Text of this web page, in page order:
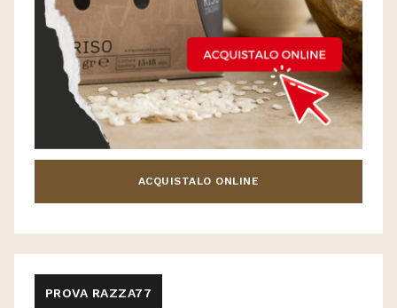
ACQUISTALO ONLINE
PROVA RAZZA77